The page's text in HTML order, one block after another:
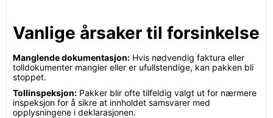
Vanlige årsaker til forsinkelse
Manglende dokumentasjon: Hvis nødvendig faktura eller
tolldokumenter mangler eller er ufullstendige, kan pakken bli
stoppet.
Tollinspeksjon: Pakker blir ofte tilfeldig valgt ut for nærmere
inspeksjon for å sikre at innholdet samsvarer med
opplysningene i deklarasjonen.